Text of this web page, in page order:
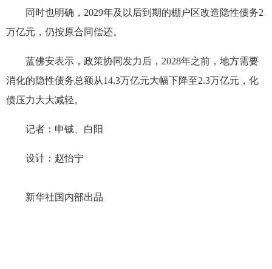
同时也明确，2029年及以后到期的棚户区改造隐性债务2
万亿元，仍按原合同偿还。
蓝佛安表示，政策协同发力后，2028年之前，地方需要
消化的隐性债务总额从14.3万亿元大幅下降至2.3万亿元，化
债压力大大减轻。
记者：申铖、白阳
设计：赵怡宁
新华社国内部出品